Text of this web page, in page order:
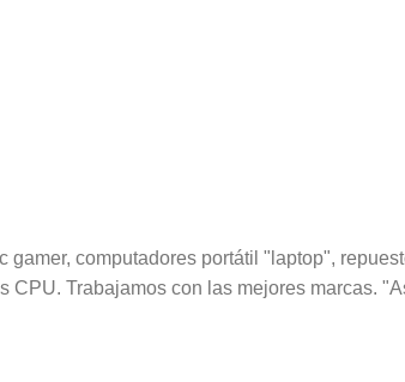
computadores portátil "laptop",
Trabajamos con las mejores marcas.